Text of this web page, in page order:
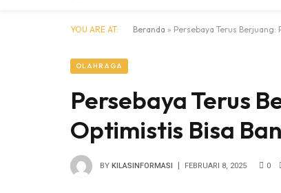
YOU ARE AT: Beranda » Persebaya Terus
OLAHRAGA
Persebaya Terus
Optimistis Bisa
BY KILASINFORMASI FEBRUARI 8, 2025 0